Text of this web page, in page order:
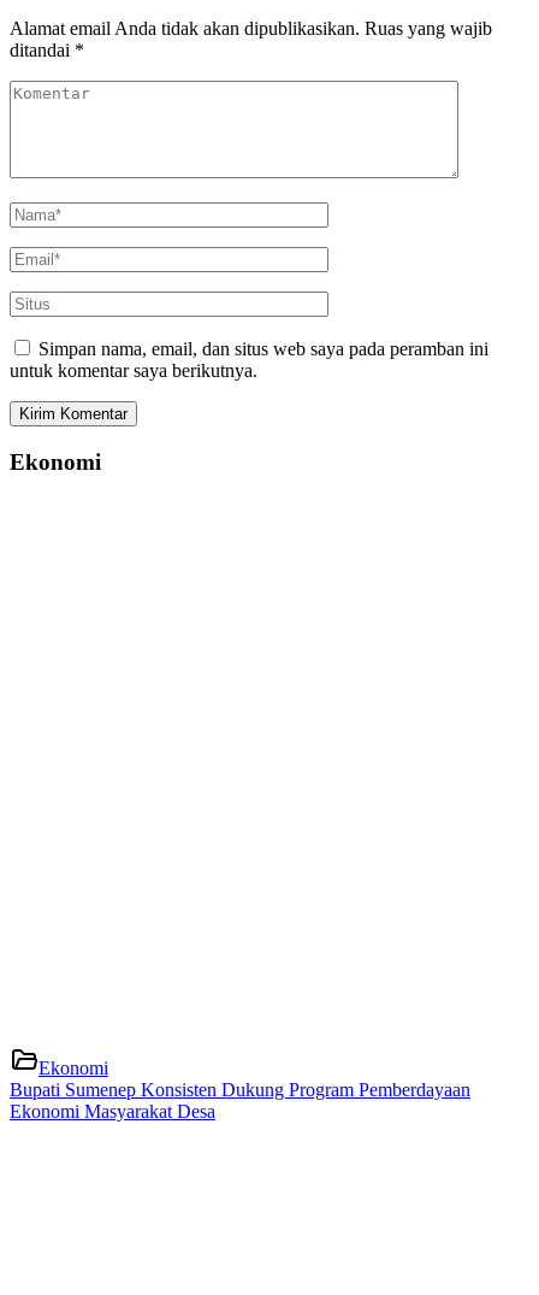
Alamat email Anda tidak akan dipublikasikan. Ruas yang wajib
ditandai *
Simpan nama, email, dan situs web saya pada peramban ini
untuk komentar saya berikutnya.
Ekonomi
Ekonomi
Bupati Sumenep Konsisten Dukung Program Pemberdayaan
Ekonomi Masyarakat Desa